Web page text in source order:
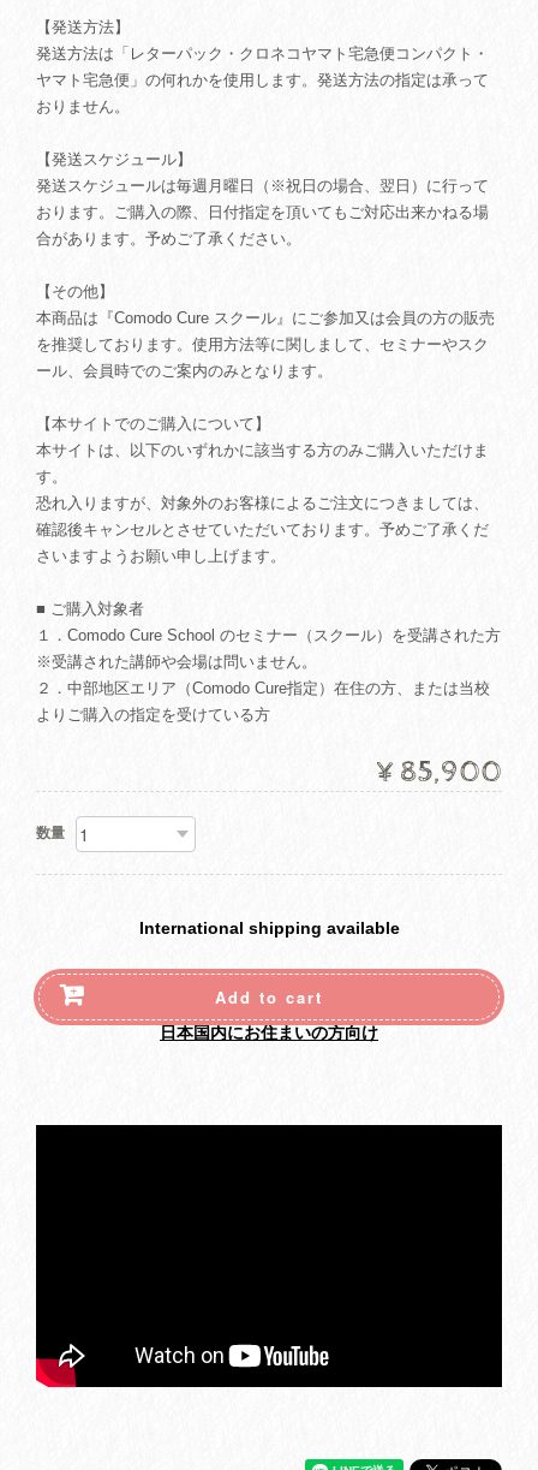
【発送方法】
発送方法は「レターパック・クロネコヤマト宅急便コンパクト・
ヤマト宅急便」の何れかを使用します。発送方法の指定は承って
おりません。
【発送スケジュール】
発送スケジュールは毎週月曜日（※祝日の場合、翌日）に行って
おります。ご購入の際、日付指定を頂いてもご対応出来かねる場
合があります。予めご了承ください。
【その他】
本商品は『Comodo Cure スクール』にご参加又は会員の方の販売
を推奨しております。使用方法等に関しまして、セミナーやスク
ール、会員時でのご案内のみとなります。
【本サイトでのご購入について】
本サイトは、以下のいずれかに該当する方のみご購入いただけま
す。
恐れ入りますが、対象外のお客様によるご注文につきましては、
確認後キャンセルとさせていただいております。予めご了承くだ
さいますようお願い申し上げます。
■ ご購入対象者
１．Comodo Cure School のセミナー（スクール）を受講された方
※受講された講師や会場は問いません。
２．中部地区エリア（Comodo Cure指定）在住の方、または当校
よりご購入の指定を受けている方
¥85,900
数量
International shipping available
Add to cart
日本国内にお住まいの方向け